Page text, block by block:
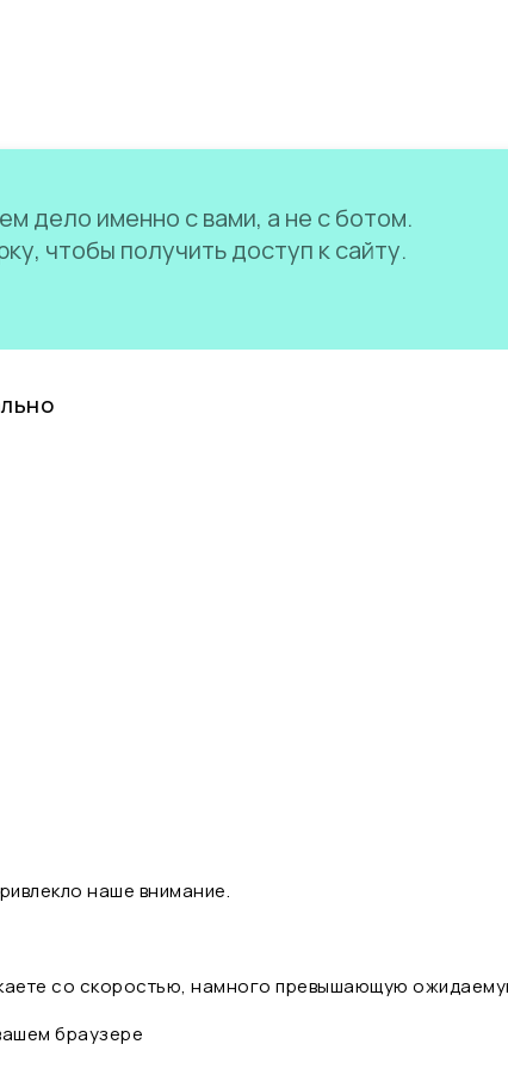
дело именно с вами, а не с ботом.
чтобы получить доступ к сайту.
наше внимание.
со скоростью, намного превышающую
браузере